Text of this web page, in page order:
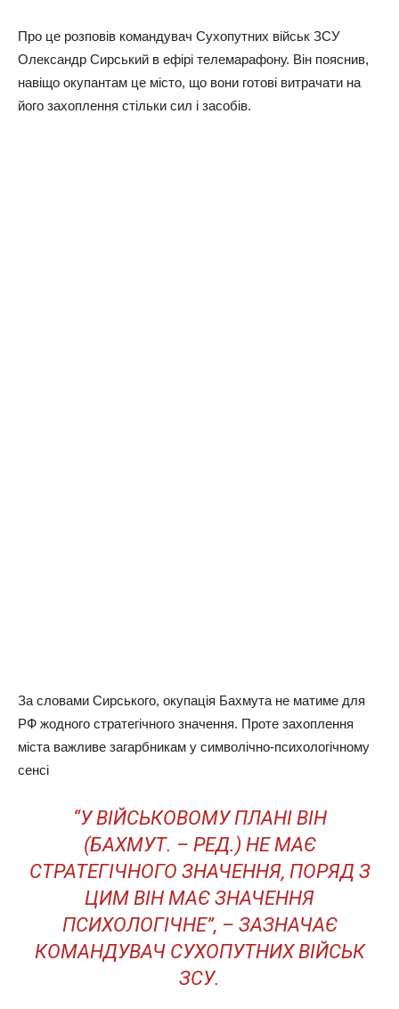
Про це розповів командувач Сухопутних військ ЗСУ
Олександр Сирський в ефірі телемарафону. Він пояснив,
навіщо окупантам це місто, що вони готові витрачати на
його захоплення стільки сил і засобів.
За словами Сирського, окупація Бахмута не матиме для
РФ жодного стратегічного значення. Проте захоплення
міста важливе загарбникам у символічно-психологічному
сенсі
“У ВІЙСЬКОВОМУ ПЛАНІ ВІН
(БАХМУТ. – РЕД.) НЕ МАЄ
СТРАТЕГІЧНОГО ЗНАЧЕННЯ, ПОРЯД З
ЦИМ ВІН МАЄ ЗНАЧЕННЯ
ПСИХОЛОГІЧНЕ”, – ЗАЗНАЧАЄ
КОМАНДУВАЧ СУХОПУТНИХ ВІЙСЬК
ЗСУ.